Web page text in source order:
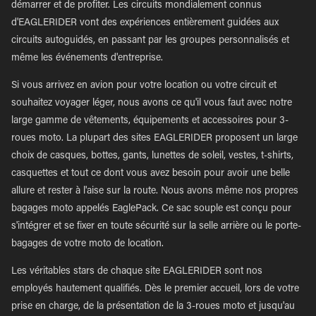
démarrer et de profiter. Les circuits mondialement connus
d'EAGLERIDER vont des expériences entièrement guidées aux
circuits autoguidés, en passant par les groupes personnalisés et
même les événements d'entreprise.
Si vous arrivez en avion pour votre location ou votre circuit et
souhaitez voyager léger, nous avons ce qu'il vous faut avec notre
large gamme de vêtements, équipements et accessoires pour 3-
roues moto. La plupart des sites EAGLERIDER proposent un large
choix de casques, bottes, gants, lunettes de soleil, vestes, t-shirts,
casquettes et tout ce dont vous avez besoin pour avoir une belle
allure et rester à l'aise sur la route. Nous avons même nos propres
bagages moto appelés EaglePack. Ce sac souple est conçu pour
s'intégrer et se fixer en toute sécurité sur la selle arrière ou le porte-
bagages de votre moto de location.
Les véritables stars de chaque site EAGLERIDER sont nos
employés hautement qualifiés. Dès le premier accueil, lors de votre
prise en charge, de la présentation de la 3-roues moto et jusqu'au